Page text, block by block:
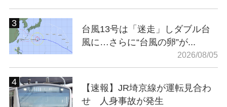
台風13号は「迷走」しダブル台
風に…さらに“台風の卵”が...
2026/08/05
【速報】JR埼京線が運転見合わ
せ 人身事故が発生